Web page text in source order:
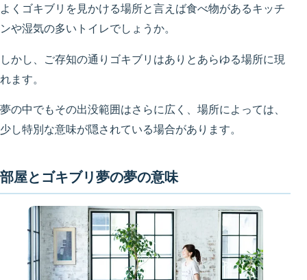
よくゴキブリを見かける場所と言えば食べ物があるキッチ
ンや湿気の多いトイレでしょうか。
しかし、ご存知の通りゴキブリはありとあらゆる場所に現
れます。
夢の中でもその出没範囲はさらに広く、場所によっては、
少し特別な意味が隠されている場合があります。
部屋とゴキブリ夢の夢の意味